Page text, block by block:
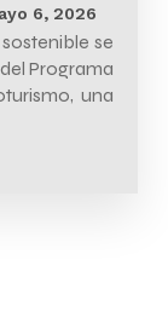
6, 2026
se
Programa
una